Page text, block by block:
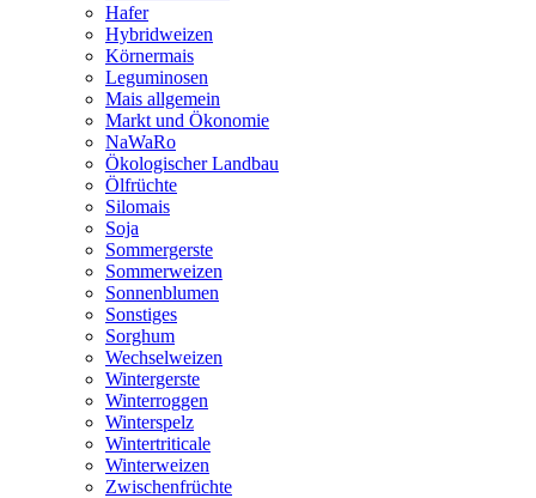
Hafer
Hybridweizen
Körnermais
Leguminosen
Mais allgemein
Markt und Ökonomie
NaWaRo
Ökologischer Landbau
Ölfrüchte
Silomais
Soja
Sommergerste
Sommerweizen
Sonnenblumen
Sonstiges
Sorghum
Wechselweizen
Wintergerste
Winterroggen
Winterspelz
Wintertriticale
Winterweizen
Zwischenfrüchte